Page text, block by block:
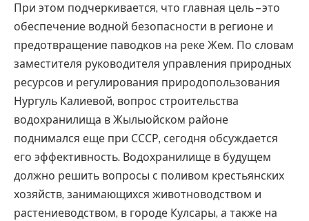
При этом подчеркивается, что главная цель – это
обеспечение водной безопасности в регионе и
предотвращение паводков на реке Жем. По словам
заместителя руководителя управления природных
ресурсов и регулирования природопользования
Нургуль Калиевой, вопрос строительства
водохранилища в Жылыойском районе
поднимался еще при СССР, сегодня обсуждается
его эффективность. Водохранилище в будущем
должно решить вопросы с поливом крестьянских
хозяйств, занимающихся животноводством и
растениеводством, в городе Кулсары, а также на